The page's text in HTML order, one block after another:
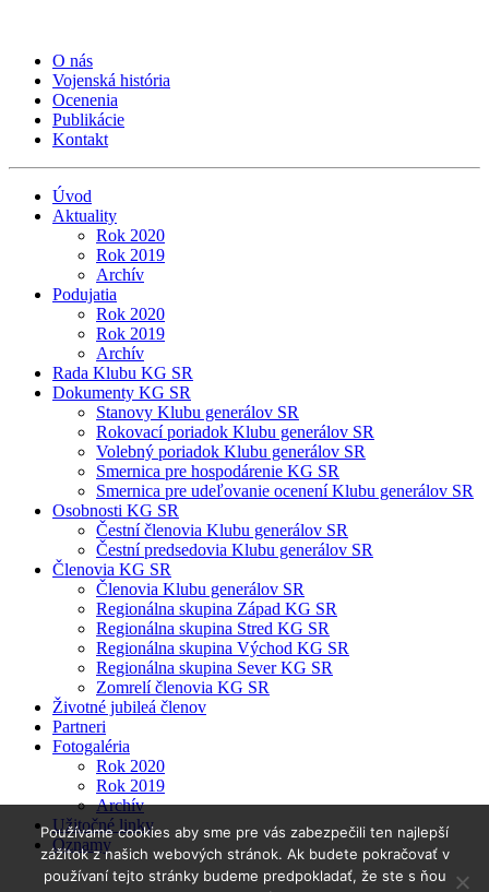
O nás
Vojenská história
Ocenenia
Publikácie
Kontakt
Úvod
Aktuality
Rok 2020
Rok 2019
Archív
Podujatia
Rok 2020
Rok 2019
Archív
Rada Klubu KG SR
Dokumenty KG SR
Stanovy Klubu generálov SR
Rokovací poriadok Klubu generálov SR
Volebný poriadok Klubu generálov SR
Smernica pre hospodárenie KG SR
Smernica pre udeľovanie ocenení Klubu generálov SR
Osobnosti KG SR
Čestní členovia Klubu generálov SR
Čestní predsedovia Klubu generálov SR
Členovia KG SR
Členovia Klubu generálov SR
Regionálna skupina Západ KG SR
Regionálna skupina Stred KG SR
Regionálna skupina Východ KG SR
Regionálna skupina Sever KG SR
Zomrelí členovia KG SR
Životné jubileá členov
Partneri
Fotogaléria
Rok 2020
Rok 2019
Archív
Užitočné linky
Oznamy
Používame cookies aby sme pre vás zabezpečili ten najlepší
zážitok z našich webových stránok. Ak budete pokračovať v
používaní tejto stránky budeme predpokladať, že ste s ňou